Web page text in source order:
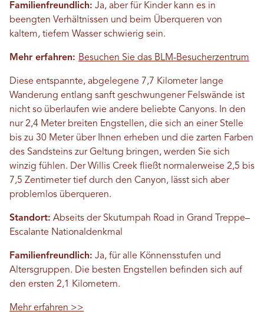
Familienfreundlich: Ja, aber für Kinder kann es in
beengten Verhältnissen und beim Überqueren von
kaltem, tiefem Wasser schwierig sein.
Mehr erfahren: Besuchen Sie das BLM-Besucherzentrum
Diese entspannte, abgelegene 7,7 Kilometer lange
Wanderung entlang sanft geschwungener Felswände ist
nicht so überlaufen wie andere beliebte Canyons. In den
nur 2,4 Meter breiten Engstellen, die sich an einer Stelle
bis zu 30 Meter über Ihnen erheben und die zarten Farben
des Sandsteins zur Geltung bringen, werden Sie sich
winzig fühlen. Der Willis Creek fließt normalerweise 2,5 bis
7,5 Zentimeter tief durch den Canyon, lässt sich aber
problemlos überqueren.
Standort: Abseits der Skutumpah Road in Grand Treppe–
Escalante Nationaldenkmal
Familienfreundlich: Ja, für alle Könnensstufen und
Altersgruppen. Die besten Engstellen befinden sich auf
den ersten 2,1 Kilometern.
Mehr erfahren >>